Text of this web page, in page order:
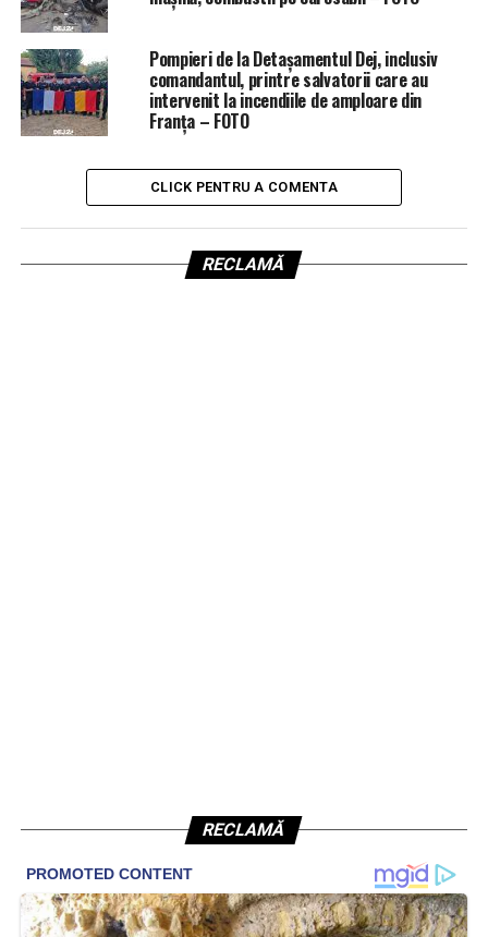
Pompieri de la Detașamentul Dej, inclusiv
comandantul, printre salvatorii care au
intervenit la incendiile de amploare din
Franța – FOTO
CLICK PENTRU A COMENTA
RECLAMĂ
RECLAMĂ